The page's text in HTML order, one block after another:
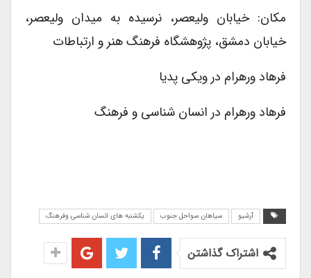
مکان: خیابان ولیعصر، نرسیده به میدان ولیعصر،
خیابان دمشق، پژوهشگاه فرهنگ هنر و ارتباطات
فرهاد ورهرام در ویکی پدیا
فرهاد ورهرام در انسان شناسی و فرهنگ
آرشیو سیاهان سواحل جنوب یکشنبه های انسان شناسی وفرهنگ
اشتراک گذاشتن